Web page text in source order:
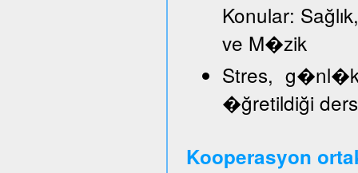
Konular:
ve M�zik
Stres, g�nl�k
�ğretildiği
Kooperasyon